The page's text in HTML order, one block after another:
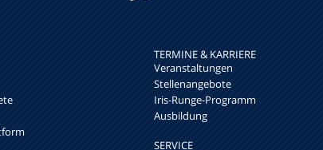
TERMINE & KARRIERE
Veranstaltungen
Stellenangebote
Iris-Runge-Programm
Ausbildung
SERVICE